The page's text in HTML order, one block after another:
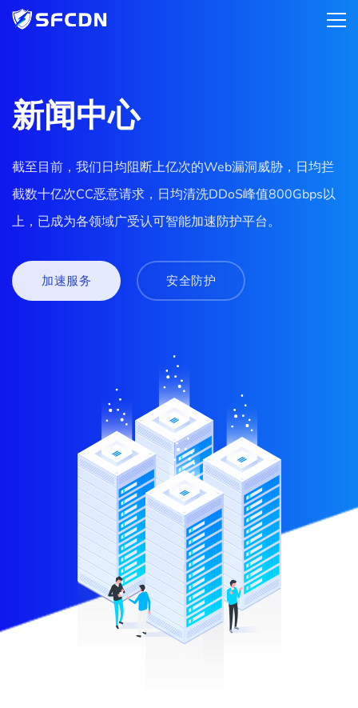
新闻中心
截至目前，我们日均阻断上亿次的Web漏洞威胁，日均拦
截数十亿次CC恶意请求，日均清洗DDoS峰值800Gbps以
上，已成为各领域广受认可智能加速防护平台。
加速服务 安全防护